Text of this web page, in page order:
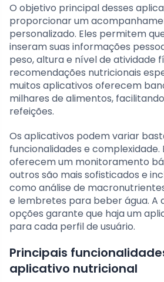
O objetivo principal desses
proporcionar um
personalizado. Eles permitem
inseram suas informações
peso, altura e nível de atividade
recomendações nutricionais
muitos aplicativos oferecem
milhares de alimentos,
refeições.
Os aplicativos podem variar
funcionalidades e complexidade.
oferecem um monitoramento
outros são mais sofisticados e
como análise de
e lembretes para beber água. A
opções garante que haja um
para cada perfil de usuário.
Principais
aplicativo nutricional